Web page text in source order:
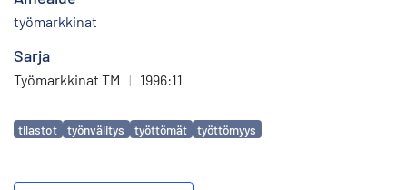
työmarkkinat
Sarja
Työmarkkinat TM | 1996:11
Avainsanat
tilastot työnvälitys työttömät työttömyys